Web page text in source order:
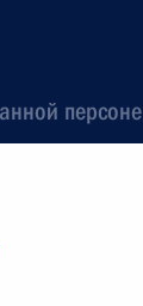
персоне